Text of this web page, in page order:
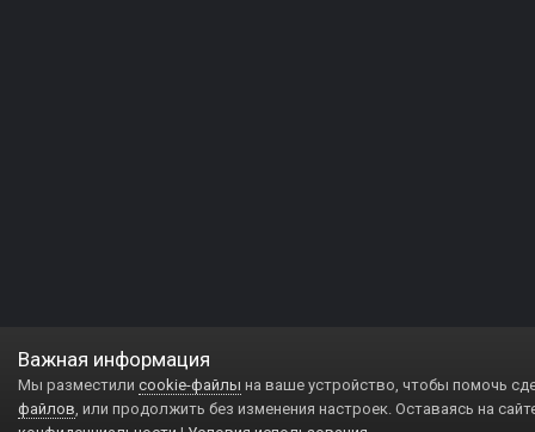
Важная информация
Мы разместили cookie-файлы на ваше устройство, чтобы помочь
файлов, или продолжить без изменения настроек. Оставаясь на